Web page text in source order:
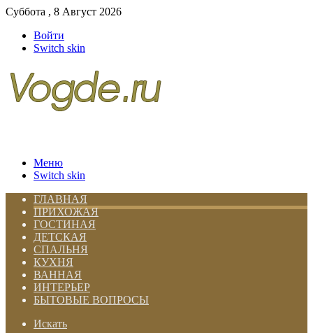
Суббота , 8 Август 2026
Войти
Switch skin
Меню
Switch skin
ГЛАВНАЯ
ПРИХОЖАЯ
ГОСТИНАЯ
ДЕТСКАЯ
СПАЛЬНЯ
КУХНЯ
ВАННАЯ
ИНТЕРЬЕР
БЫТОВЫЕ ВОПРОСЫ
Искать